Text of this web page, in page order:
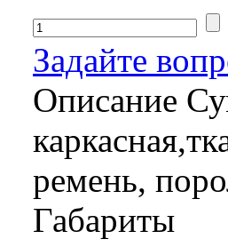
Задайте
Описание
ремень,
Габариты